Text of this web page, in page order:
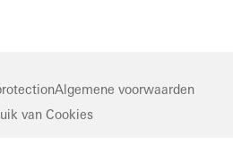
Algemene voorwaarden
van Cookies